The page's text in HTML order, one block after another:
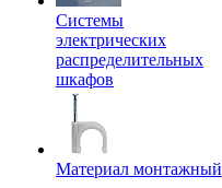
Системы
электрических
распределительных
шкафов
Материал монтажный